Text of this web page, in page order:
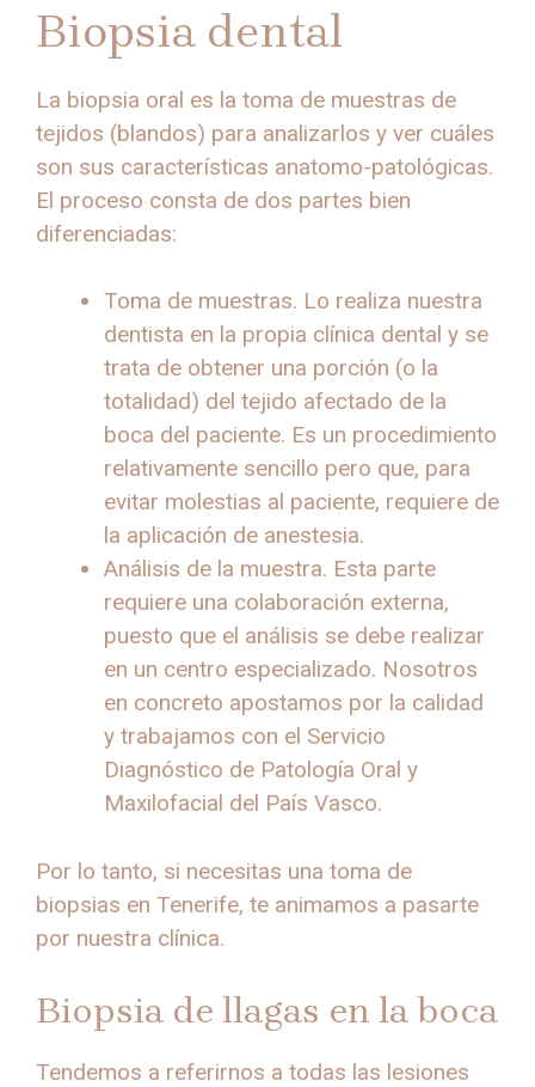
Biopsia dental
La biopsia oral es la toma de muestras de
tejidos (blandos) para analizarlos y ver cuáles
son sus características anatomo-patológicas.
El proceso consta de dos partes bien
diferenciadas:
Toma de muestras. Lo realiza nuestra
dentista en la propia clínica dental y se
trata de obtener una porción (o la
totalidad) del tejido afectado de la
boca del paciente. Es un procedimiento
relativamente sencillo pero que, para
evitar molestias al paciente, requiere de
la aplicación de anestesia.
Análisis de la muestra. Esta parte
requiere una colaboración externa,
puesto que el análisis se debe realizar
en un centro especializado. Nosotros
en concreto apostamos por la calidad
y trabajamos con el Servicio
Diagnóstico de Patología Oral y
Maxilofacial del País Vasco.
Por lo tanto, si necesitas una toma de
biopsias en Tenerife, te animamos a pasarte
por nuestra clínica.
Biopsia de llagas en la boca
Tendemos a referirnos a todas las lesiones